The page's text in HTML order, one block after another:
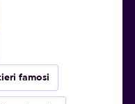
famosi